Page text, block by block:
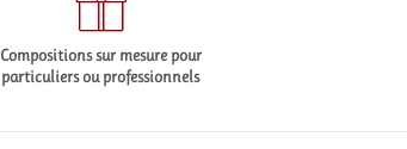
Compositions sur mesure pour
particuliers ou professionnels